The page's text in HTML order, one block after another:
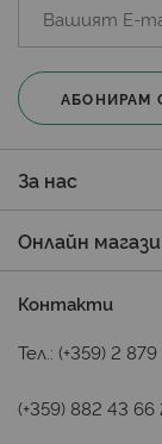
АБОНИРАМ
За нас
Онлайн
Контакти
Тел.: (+359) 2 879
(+359) 882 43 66